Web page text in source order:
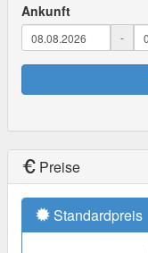
Ankunft
-
Preise
Standardpreis